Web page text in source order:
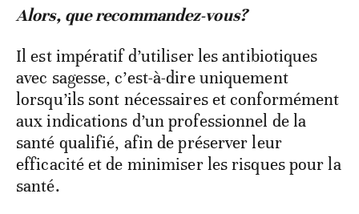
Alors, que recommandez-vous?
Il est impératif d’utiliser les antibiotiques
avec sagesse, c’est-à-dire uniquement
lorsqu’ils sont nécessaires et conformément
aux indications d’un professionnel de la
santé qualifié, afin de préserver leur
efficacité et de minimiser les risques pour la
santé.